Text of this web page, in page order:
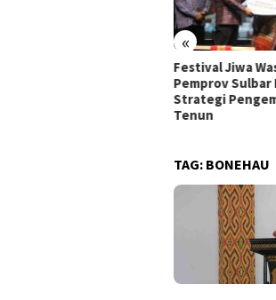
«
Festival Jiwa Wastra Dibuka,
Pemprov Sulbar Perkuat
Strategi Pengembangan
TAG: BONEHAU